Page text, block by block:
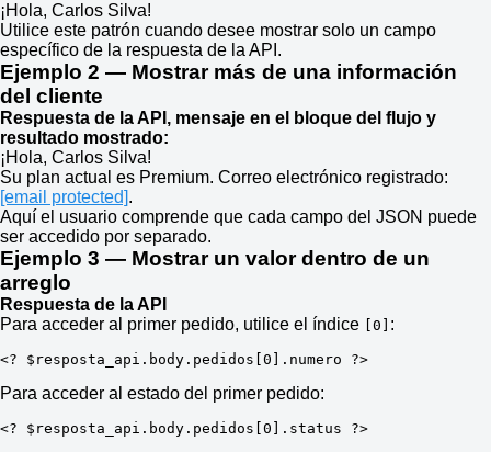
¡Hola, Carlos Silva!
Utilice este patrón cuando desee mostrar solo un campo
específico de la respuesta de la API.
Ejemplo 2 — Mostrar más de una información
del cliente
Respuesta de la API, mensaje en el bloque del flujo y
resultado mostrado:
¡Hola, Carlos Silva!
Su plan actual es Premium. Correo electrónico registrado:
[email protected].
Aquí el usuario comprende que cada campo del JSON puede
ser accedido por separado.
Ejemplo 3 — Mostrar un valor dentro de un
arreglo
Respuesta de la API
Para acceder al primer pedido, utilice el índice
[0] :
<? $resposta_api . body . pedidos[ 0 . numero ?>
Para acceder al estado del primer pedido:
<? $resposta_api . body . pedidos[ 0 . status ?>